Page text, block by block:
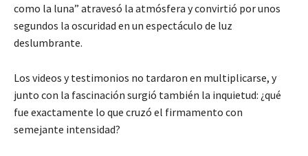
como la luna” atravesó la atmósfera y convirtió por unos
segundos la oscuridad en un espectáculo de luz
deslumbrante.
Los videos y testimonios no tardaron en multiplicarse, y
junto con la fascinación surgió también la inquietud: ¿qué
fue exactamente lo que cruzó el firmamento con
semejante intensidad?